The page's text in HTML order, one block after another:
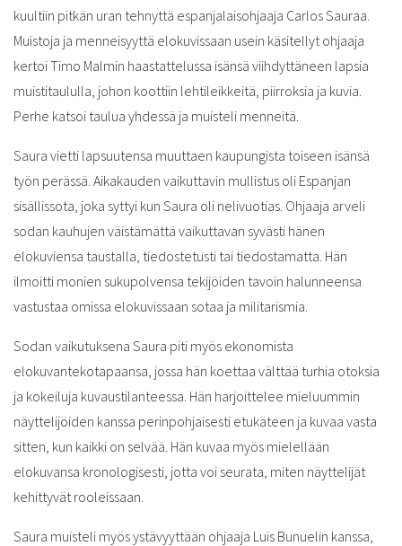
kuultiin pitkän uran tehnyttä espanjalaisohjaaja Carlos Sauraa.
Muistoja ja menneisyyttä elokuvissaan usein käsitellyt ohjaaja
kertoi Timo Malmin haastattelussa isänsä viihdyttäneen lapsia
muistitaululla, johon koottiin lehtileikkeitä, piirroksia ja kuvia.
Perhe katsoi taulua yhdessä ja muisteli menneitä.
Saura vietti lapsuutensa muuttaen kaupungista toiseen isänsä
työn perässä. Aikakauden vaikuttavin mullistus oli Espanjan
sisällissota, joka syttyi kun Saura oli nelivuotias. Ohjaaja arveli
sodan kauhujen väistämättä vaikuttavan syvästi hänen
elokuviensa taustalla, tiedostetusti tai tiedostamatta. Hän
ilmoitti monien sukupolvensa tekijöiden tavoin halunneensa
vastustaa omissa elokuvissaan sotaa ja militarismia.
Sodan vaikutuksena Saura piti myös ekonomista
elokuvantekotapaansa, jossa hän koettaa välttää turhia otoksia
ja kokeiluja kuvaustilanteessa. Hän harjoittelee mieluummin
näyttelijöiden kanssa perinpohjaisesti etukäteen ja kuvaa vasta
sitten, kun kaikki on selvää. Hän kuvaa myös mielellään
elokuvansa kronologisesti, jotta voi seurata, miten näyttelijät
kehittyvät rooleissaan.
Saura muisteli myös ystävyyttään ohjaaja Luis Bunuelin kanssa,